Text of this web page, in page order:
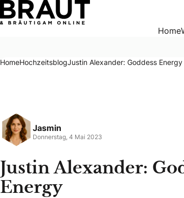
Home
HomeHochzeitsblogJustin Alexander: Goddess Energy
Jasmin
Donnerstag, 4 Mai 2023
Justin Alexander:
Energy